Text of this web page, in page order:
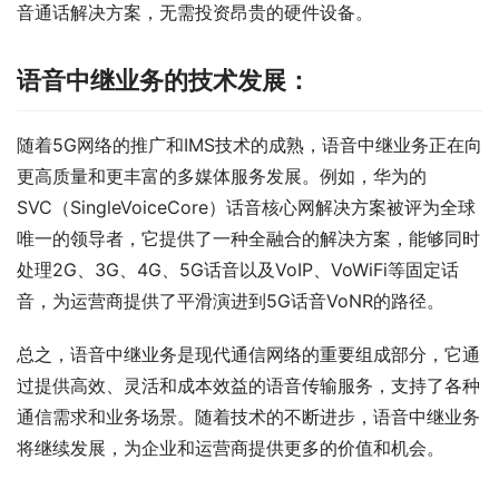
音通话解决方案，无需投资昂贵的硬件设备。
语音中继业务的技术发展：
随着5G网络的推广和IMS技术的成熟，语音中继业务正在向
更高质量和更丰富的多媒体服务发展。例如，华为的
SVC（SingleVoiceCore）话音核心网解决方案被评为全球
唯一的领导者，它提供了一种全融合的解决方案，能够同时
处理2G、3G、4G、5G话音以及VoIP、VoWiFi等固定话
音，为运营商提供了平滑演进到5G话音VoNR的路径。
总之，语音中继业务是现代通信网络的重要组成部分，它通
过提供高效、灵活和成本效益的语音传输服务，支持了各种
通信需求和业务场景。随着技术的不断进步，语音中继业务
将继续发展，为企业和运营商提供更多的价值和机会。